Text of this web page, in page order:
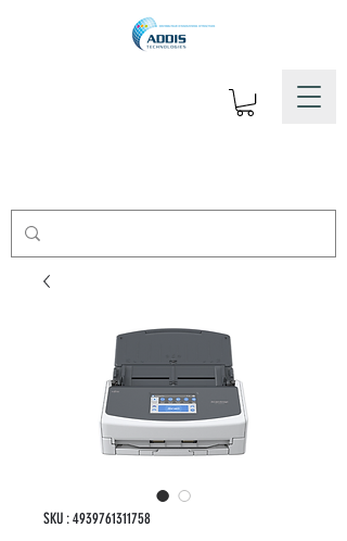
SKU : 4939761311758